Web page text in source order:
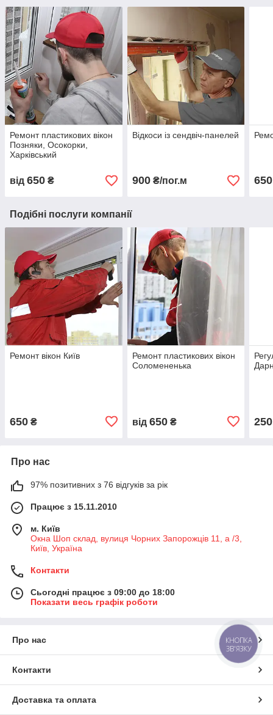
Ремонт пластикових вікон
Позняки, Осокорки,
Харківський
від 650 ₴
Відкоси із сендвіч-панелей
900₴/пог.м 650
Подібні послуги компанії
Ремонт вікон Київ
650 ₴
Ремонт пластикових вікон
Соломененька
від 650₴ 250
Про нас
97% позитивних з 76 відгуків за рік
Працює з 15.11.2010
м. Київ
Окна Шоп склад, вулиця Чорних Запорожців 11, а /3,
Київ, Україна
Контакти
Сьогодні працює з 09:00 до 18:00
Показати весь графік роботи
Про нас
Контакти
Доставка та оплата
КНОПКА
ЗВ'ЯЗКУ